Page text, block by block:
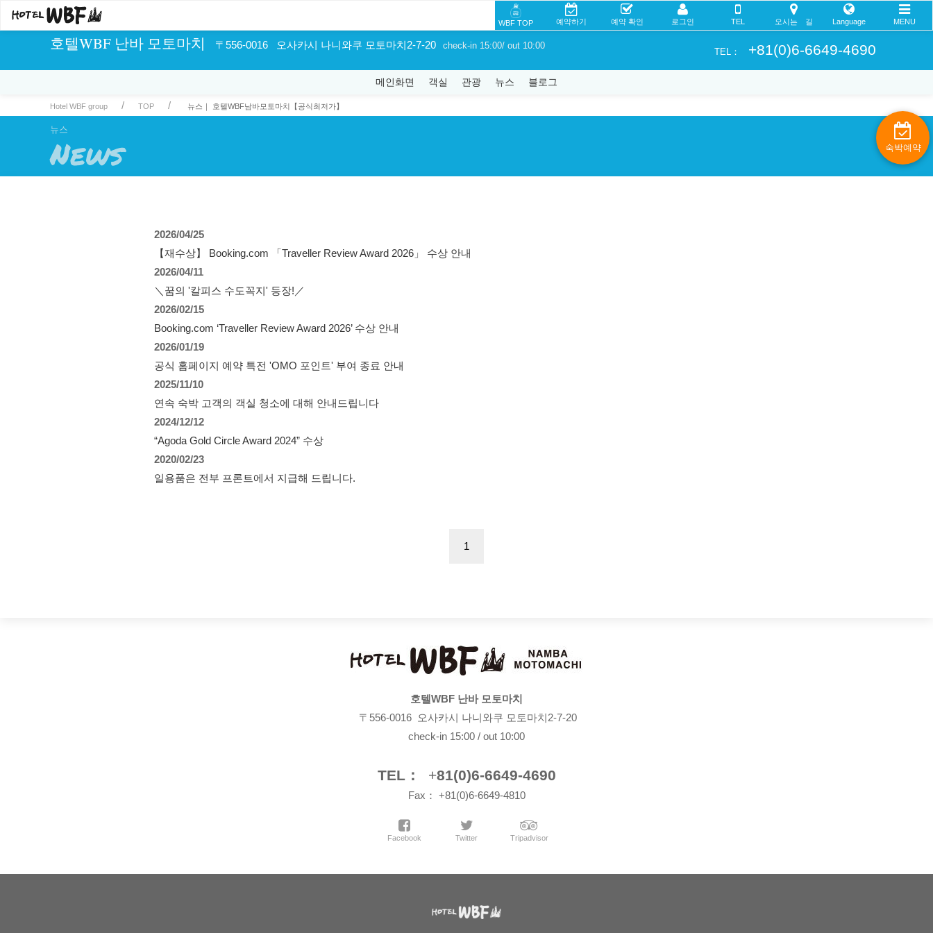
WBF TOP 예약하기 예약 확인 로그인 TEL 오시는 길 Language MENU
호텔WBF 난바 모토마치 〒556-0016 오사카시 나니와쿠 모토마치2-7-20 check-in 15:00/ out 10:00
TEL： +81(0)6-6649-4690
메인화면 객실 관광 뉴스 블로그
Hotel WBF group TOP 뉴스｜ 호텔WBF남바모토마치【공식최저가】
뉴스
News
2026/04/25
【재수상】 Booking.com 「Traveller Review Award 2026」 수상 안내
2026/04/11
＼꿈의 '칼피스 수도꼭지' 등장!／
2026/02/15
Booking.com ‘Traveller Review Award 2026’ 수상 안내
2026/01/19
공식 홈페이지 예약 특전 'OMO 포인트' 부여 종료 안내
2025/11/10
연속 숙박 고객의 객실 청소에 대해 안내드립니다
2024/12/12
“Agoda Gold Circle Award 2024” 수상
2020/02/23
일용품은 전부 프론트에서 지급해 드립니다.
1
호텔WBF 난바 모토마치
〒556-0016 오사카시 나니와쿠 모토마치2-7-20
check-in 15:00 / out 10:00
TEL： +81(0)6-6649-4690
Fax： +81(0)6-6649-4810
Facebook Twitter Tripadvisor
숙박예약